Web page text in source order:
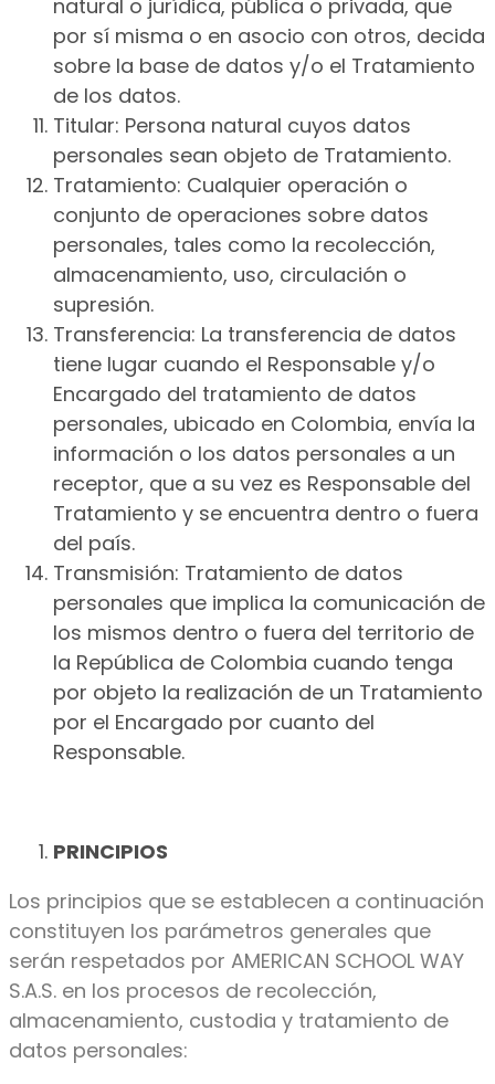
natural o jurídica, pública o privada, que
por sí misma o en asocio con otros, decida
sobre la base de datos y/o el Tratamiento
de los datos.
Titular: Persona natural cuyos datos
personales sean objeto de Tratamiento.
Tratamiento: Cualquier operación o
conjunto de operaciones sobre datos
personales, tales como la recolección,
almacenamiento, uso, circulación o
supresión.
Transferencia: La transferencia de datos
tiene lugar cuando el Responsable y/o
Encargado del tratamiento de datos
personales, ubicado en Colombia, envía la
información o los datos personales a un
receptor, que a su vez es Responsable del
Tratamiento y se encuentra dentro o fuera
del país.
Transmisión: Tratamiento de datos
personales que implica la comunicación de
los mismos dentro o fuera del territorio de
la República de Colombia cuando tenga
por objeto la realización de un Tratamiento
por el Encargado por cuanto del
Responsable.
PRINCIPIOS
Los principios que se establecen a continuación
constituyen los parámetros generales que
serán respetados por AMERICAN SCHOOL WAY
S.A.S. en los procesos de recolección,
almacenamiento, custodia y tratamiento de
datos personales: